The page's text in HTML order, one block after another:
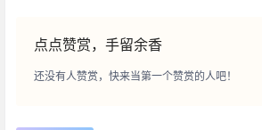
点点赞赏，手留余香
还没有人赞赏，快来当第一个赞赏的人吧！